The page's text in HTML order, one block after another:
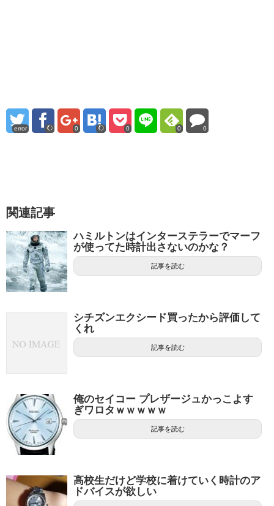
error 0 0 0 0
関連記事
ハミルトンはインターステラーでマーフ
が使ってた時計出さないのかな？
記事を読む
シチズンエクシード買ったから評価して
くれ
記事を読む
俺のセイコー プレザージュかっこよす
ぎワロタｗｗｗｗｗ
記事を読む
高校生だけど学校に着けていく時計のア
ドバイスが欲しい